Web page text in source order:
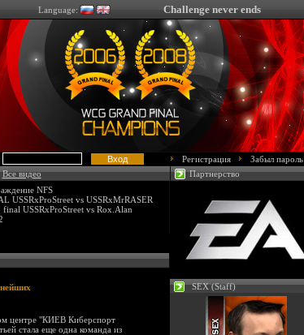
Language: Challenge never ends
Регистрация
Забыл пароль
Все видео
NFS
USSRxProStreet vs USSRxMrRASER
final USSRxProStreet vs Rox.Alan
центре "КИЕВ Киберспорт
стала еще одна команда из
Партнерство
SEX (Staff)